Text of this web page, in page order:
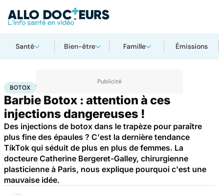
Santé Bien-être Famille Émissions
AccueilSanté
BOTOX
Barbie Botox : attention à ces
injections dangereuses !
Des injections de botox dans le trapèze pour paraître
plus fine des épaules ? C'est la dernière tendance
TikTok qui séduit de plus en plus de femmes. La
docteure Catherine Bergeret-Galley, chirurgienne
plasticienne à Paris, nous explique pourquoi c'est une
mauvaise idée.